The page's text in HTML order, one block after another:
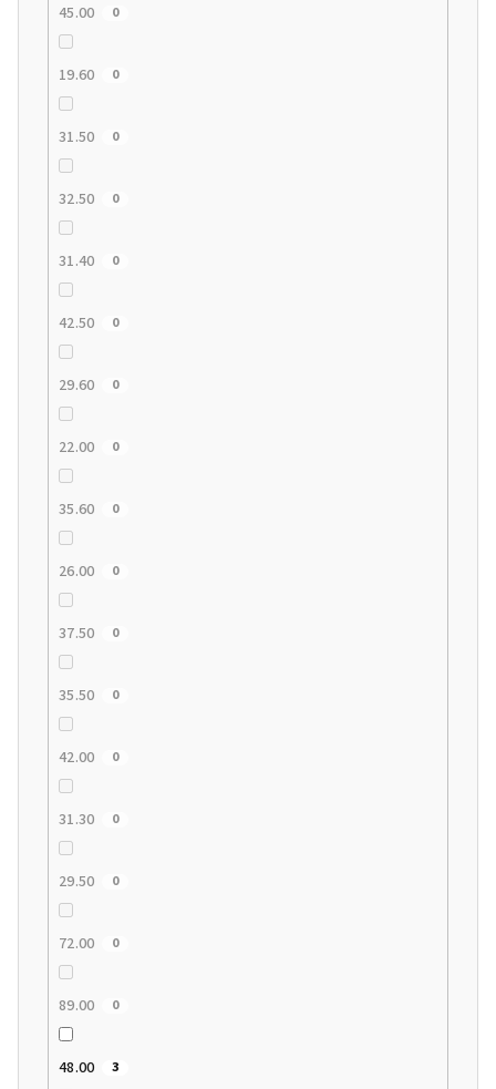
45.00 0
19.60 0
31.50 0
32.50 0
31.40 0
42.50 0
29.60 0
22.00 0
35.60 0
26.00 0
37.50 0
35.50 0
42.00 0
31.30 0
29.50 0
72.00 0
89.00 0
48.00 3